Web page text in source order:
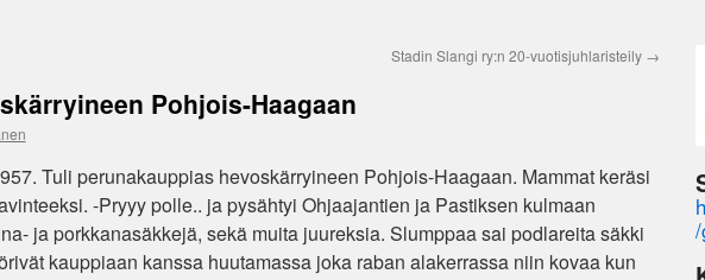
Stadin Slangi ry:n 20-vuotisjuhlaristeily →
Pohjois-Haagaan
Tuli perunakauppias hevoskärryineen Pohjois-Haagaan. Mammat keräsi
-Pryyy polle.. ja pysähtyi Ohjaajantien ja Pastiksen kulmaan
ja porkkanasäkkejä, sekä muita juureksia. Slumppaa sai podlareita säkki
kauppiaan kanssa huutamassa joka raban alakerrassa niin kovaa kun